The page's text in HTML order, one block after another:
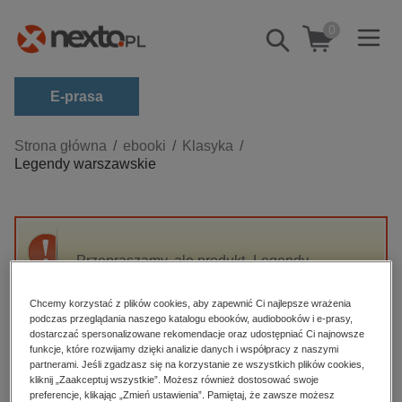
Pokaż/schowaj
wyszukiwarkę
0
E-prasa
Kategorie
Zobacz wszystkie E-prasa
budownictwo, aranżacja wnętrz
darmowe wydania
edukacja
hobby, sport, rozrywka
komputery, internet, technologie, informatyka
Strona główna ebooki
Klasyka
Legendy warszawskie
Przepraszamy, ale produkt „Legendy
High-contrast mode
Polecane
Chcemy korzystać z plików cookies, aby zapewnić Ci najlepsze wrażenia
podczas przeglądania naszego katalogu ebooków, audiobooków i e-prasy,
dostarczać spersonalizowane rekomendacje oraz udostępniać Ci najnowsze
funkcje, które rozwijamy dzięki analizie danych i współpracy z naszymi
partnerami. Jeśli zgadzasz się na korzystanie ze wszystkich plików cookies,
kliknij „Zaakceptuj wszystkie”. Możesz również dostosować swoje
preferencje, klikając „Zmień ustawienia”. Pamiętaj, że zawsze możesz